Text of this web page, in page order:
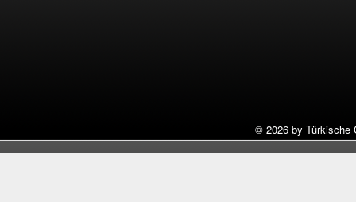
© 2026 by Türkische